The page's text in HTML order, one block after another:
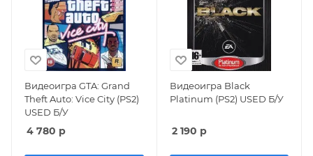
Видеоигра GTA: Grand
Theft Auto: Vice City (PS2)
USED Б/У
4 780 р
Видеоигра Black
Platinum (PS2) USED Б/У
2 190 р